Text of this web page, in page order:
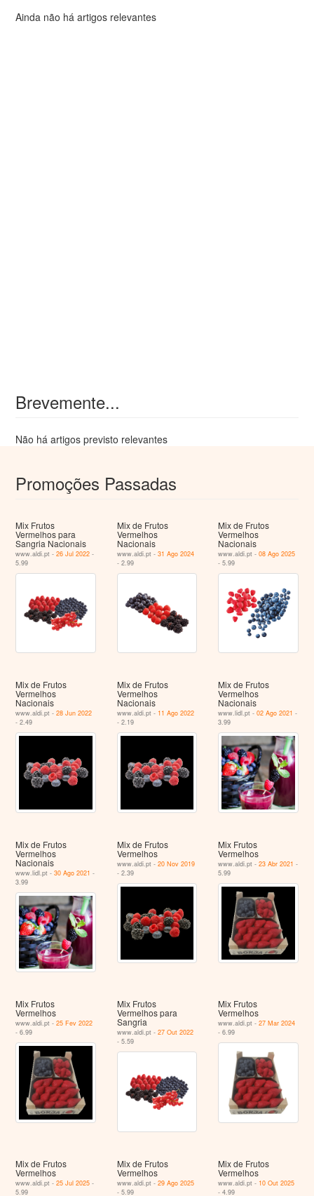
Ainda não há artigos relevantes
Brevemente...
Não há artigos previsto relevantes
Promoções Passadas
Mix Frutos
Vermelhos para
Sangria Nacionais
www.aldi.pt -26 Jul 2022 -
5.99
Mix de Frutos
Vermelhos
Nacionais
www.aldi.pt - 31 Ago 2024
- 2.99
Mix de Frutos
Vermelhos
Nacionais
www.aldi.pt -08 Ago 2025
- 5.99
Mix de Frutos
Vermelhos
Nacionais
www.aldi.pt -28 Jun 2022
- 2.49
Mix de Frutos
Vermelhos
Nacionais
www.aldi.pt - 11 Ago 2022
- 2.19
Mix de Frutos
Vermelhos
Nacionais
www.lidl.pt -02 Ago 2021 -
3.99
Mix de Frutos
Vermelhos
Nacionais
www.lidl.pt -30 Ago 2021 -
3.99
Mix de Frutos
Vermelhos
www.aldi.pt - 20 Nov 2019
- 2.39
Mix Frutos
Vermelhos
www.aldi.pt -23 Abr 2021 -
5.99
Mix Frutos
Vermelhos
www.aldi.pt -25 Fev 2022
- 6.99
Mix Frutos
Vermelhos para
Sangria
www.aldi.pt - 27 Out 2022
- 5.59
Mix Frutos
Vermelhos
www.aldi.pt -27 Mar 2024
- 6.99
Mix de Frutos
Vermelhos
www.aldi.pt -25 Jul 2025 -
5.99
Mix de Frutos
Vermelhos
www.aldi.pt - 29 Ago 2025
- 5.99
Mix de Frutos
Vermelhos
www.aldi.pt - 10 Out 2025
- 4.99